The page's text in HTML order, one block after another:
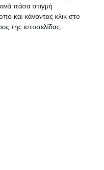
πάσα στιγμή
και κάνοντας κλικ στο
της ιστοσελίδας.
της Αγίας
Το μόνο